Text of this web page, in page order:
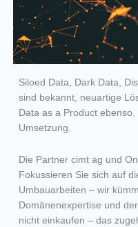
Siloed Data, Dark Data,
sind bekannt, neuartige
Data as a Product
Umsetzung.
Die Partner cimt ag und
Fokussieren Sie sich auf
Umbauarbeiten – wir
Domänenexpertise und
nicht einkaufen – das